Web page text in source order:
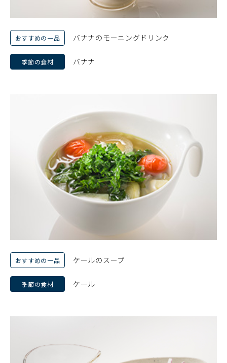
おすすめの一品 バナナのモーニングドリンク
季節の食材 バナナ
おすすめの一品 ケールのスープ
季節の食材 ケール